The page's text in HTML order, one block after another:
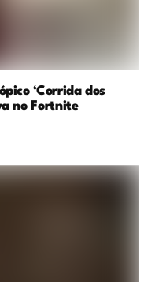
‘Corrida dos
no Fortnite